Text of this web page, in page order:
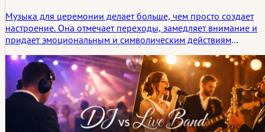
Музыка для церемонии делает больше, чем просто создает
настроение. Она отмечает переходы, замедляет внимание и
придает эмоциональным и символическим действиям
практический обзор музыки для церемоний в различных
условиях и странах, связывая музыку с более глубоким
эмоциональным смыслом, который несут в себе свадебные
ритуалы.